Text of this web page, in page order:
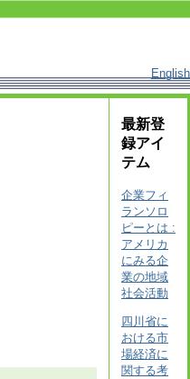
English
最新登
録アイ
テム
企業フィ
ランソロ
ピーとは :
アメリカ
にみる企
業の地域
社会活動
四川省に
おける市
場経済に
関する考